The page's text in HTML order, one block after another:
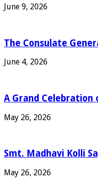
June 9, 2026
The Consulate
June 4, 2026
A Grand Celebration
May 26, 2026
Smt. Madhavi Kolli
May 26, 2026